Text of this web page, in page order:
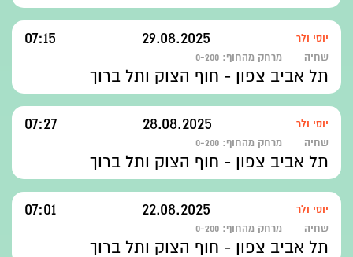
יוסי ולר 29.08.2025
07:15
שחיה מרחק מהחוף: 0-200
תל אביב צפון - חוף הצוק ותל ברוך
יוסי ולר 28.08.2025
07:27
שחיה מרחק מהחוף: 0-200
תל אביב צפון - חוף הצוק ותל ברוך
יוסי ולר 22.08.2025
07:01
שחיה מרחק מהחוף: 0-200
תל אביב צפון - חוף הצוק ותל ברוך